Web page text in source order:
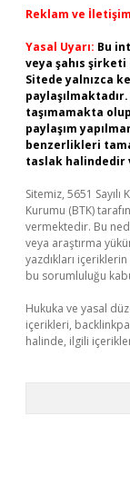
Reklam ve
Yasal Uyarı: Bu
veya şahıs
Sitede yalnızca
taşımamakta
paylaşım
benzerlikleri
taslak halindedir
Sitemiz, 5651
Kurumu (BTK)
vermektedir. Bu
veya araştırma
yazdıkları
bu sorumluluğu
Hukuka ve yasal
içerikleri,
halinde, ilgili